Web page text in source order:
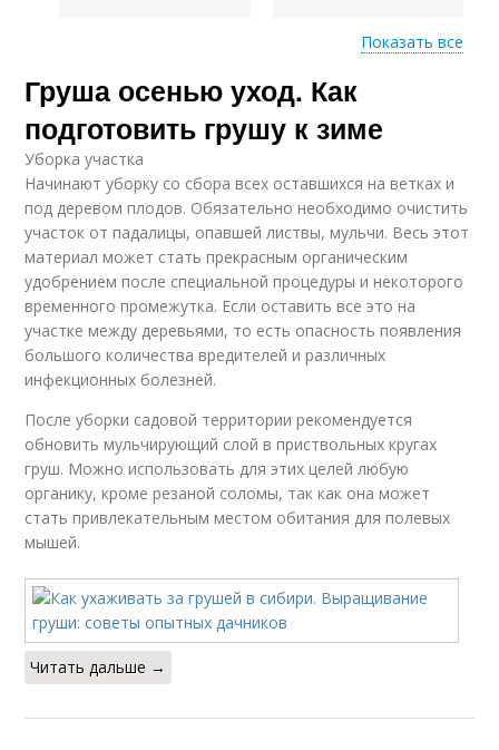
Груши в зависимости Уход за грушей
Ямы на разных почвах
Показать все
Груша осенью уход. Как
подготовить грушу к зиме
Уборка участка
Начинают уборку со сбора всех оставшихся на ветках и
под деревом плодов. Обязательно необходимо очистить
участок от падалицы, опавшей листвы, мульчи. Весь этот
материал может стать прекрасным органическим
удобрением после специальной процедуры и некоторого
временного промежутка. Если оставить все это на
участке между деревьями, то есть опасность появления
большого количества вредителей и различных
инфекционных болезней.
После уборки садовой территории рекомендуется
обновить мульчирующий слой в приствольных кругах
груш. Можно использовать для этих целей любую
органику, кроме резаной соломы, так как она может
стать привлекательным местом обитания для полевых
мышей.
Читать дальше →